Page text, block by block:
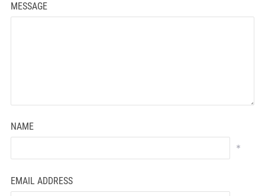
MESSAGE
NAME
*
EMAIL ADDRESS